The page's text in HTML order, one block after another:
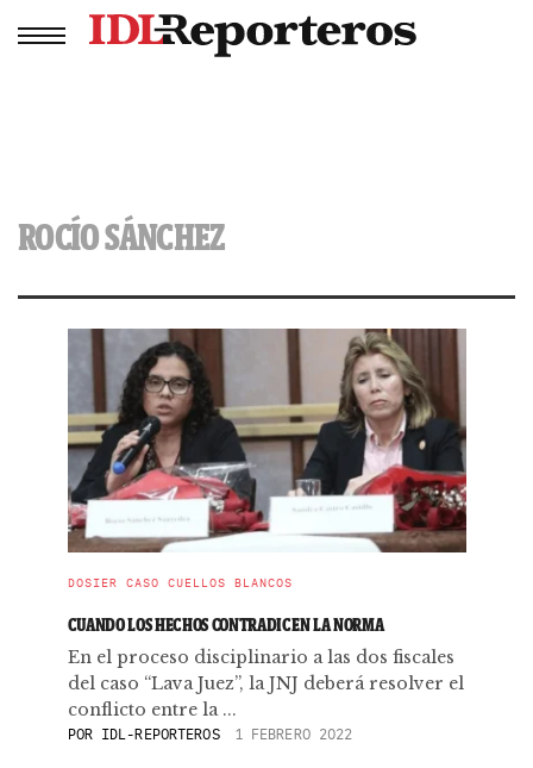
ROCÍO SÁNCHEZ
DOSIER CASO CUELLOS BLANCOS
CUANDO LOS HECHOS CONTRADICEN LA NORMA
En el proceso disciplinario a las dos fiscales
del caso “Lava Juez”, la JNJ deberá resolver el
conflicto entre la ...
POR IDL-REPORTEROS 1 FEBRERO 2022